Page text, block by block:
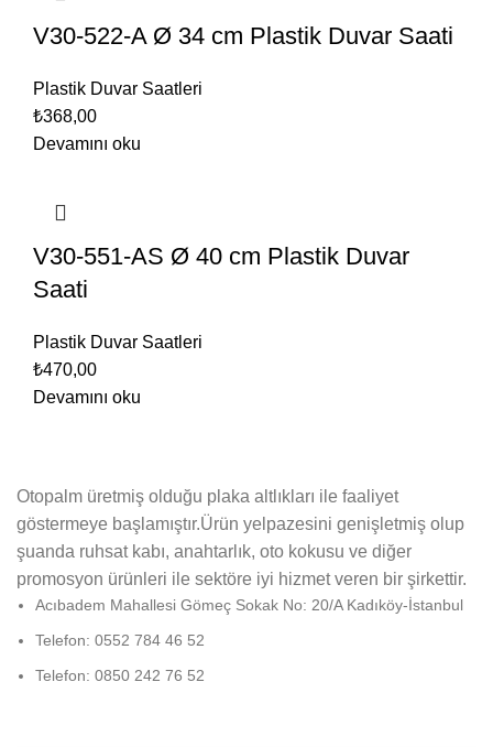
V30-522-A Ø 34 cm Plastik Duvar Saati
Plastik Duvar Saatleri
₺368,00
Devamını oku
V30-551-AS Ø 40 cm Plastik Duvar
Saati
Plastik Duvar Saatleri
₺470,00
Devamını oku
Otopalm üretmiş olduğu plaka altlıkları ile faaliyet
göstermeye başlamıştır.Ürün yelpazesini genişletmiş olup
şuanda ruhsat kabı, anahtarlık, oto kokusu ve diğer
promosyon ürünleri ile sektöre iyi hizmet veren bir şirkettir.
Acıbadem Mahallesi Gömeç Sokak No: 20/A Kadıköy-İstanbul
Telefon: 0552 784 46 52
Telefon: 0850 242 76 52